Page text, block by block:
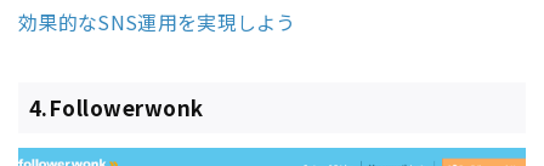
効果的なSNS運用を実現しよう
4.Followerwonk